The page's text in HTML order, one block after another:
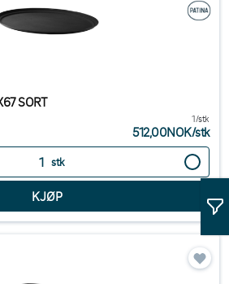
SORT
1/stk
512,00NOK/stk
stk